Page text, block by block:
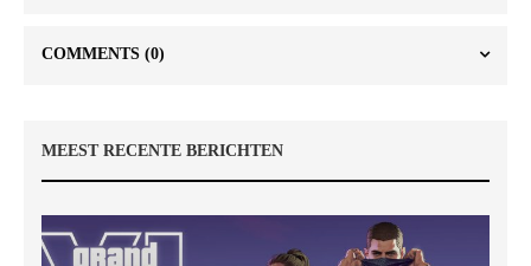
COMMENTS (0)
MEEST RECENTE BERICHTEN